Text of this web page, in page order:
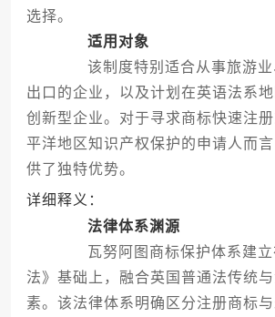
选择。
适用对象
该制度特别适合从事旅游业
出口的企业，以及计划在英语法系
创新型企业。对于寻求商标快速注
平洋地区知识产权保护的申请人而
供了独特优势。
详细释义：
法律体系渊源
瓦努阿图商标保护体系建立
法》基础上，融合英国普通法传统
素。该法律体系明确区分注册商标